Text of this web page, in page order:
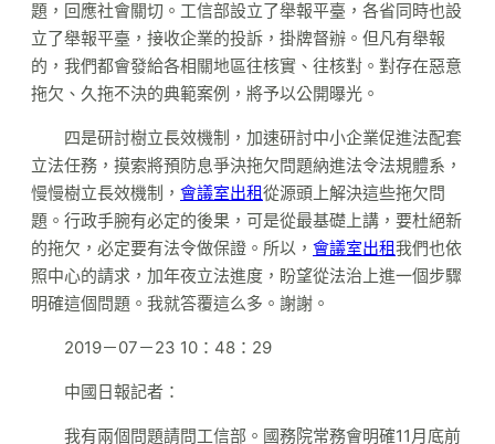
題，回應社會關切。工信部設立了舉報平臺，各省同時也設
立了舉報平臺，接收企業的投訴，掛牌督辦。但凡有舉報
的，我們都會發給各相關地區往核實、往核對。對存在惡意
拖欠、久拖不決的典範案例，將予以公開曝光。
四是研討樹立長效機制，加速研討中小企業促進法配套
立法任務，摸索將預防息爭決拖欠問題納進法令法規體系，
慢慢樹立長效機制， 會議室出租從源頭上解決這些拖欠問
題。行政手腕有必定的後果，可是從最基礎上講，要杜絕新
的拖欠，必定要有法令做保證。所以， 會議室出租我們也依
照中心的請求，加年夜立法進度，盼望從法治上進一個步驟
明確這個問題。我就答覆這么多。謝謝。
2019－07－23 10：48：29
中國日報記者：
我有兩個問題請問工信部。國務院常務會明確11月底前